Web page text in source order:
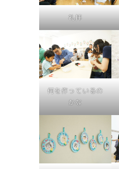
礼拝
何を作っているの
かな